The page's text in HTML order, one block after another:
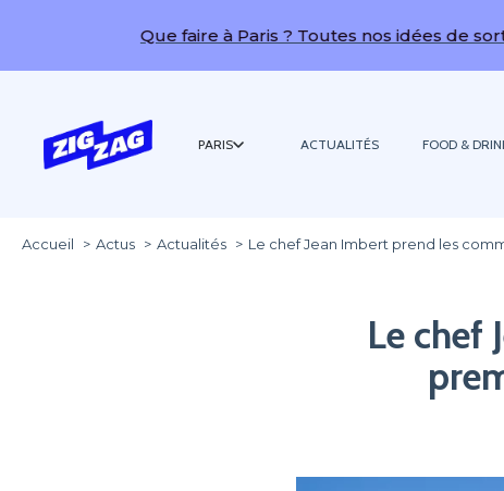
Que faire à Paris ? Toutes nos idées de sorties !
PARIS ACTUALITÉS FOOD &
Accueil Actus Actualités Le chef Jean Imbert prend les
Le chef